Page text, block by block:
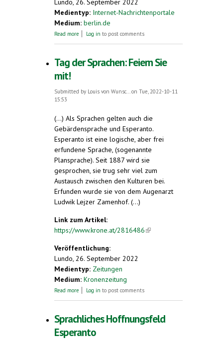
Lundo, 26. September 2022
Medientyp: Internet-Nachrichtenportale
Medium: berlin.de
Read more about Esperanto als ergänzende Sprache -
Log in to post comments
Tag der Sprachen: Feiern Sie
mit!
Submitted by Louis von Wunsc...on Tue, 2022-10-11
15:53
(...) Als Sprachen gelten auch die
Gebärdensprache und Esperanto.
Esperanto ist eine logische, aber frei
erfundene Sprache, (sogenannte
Plansprache). Seit 1887 wird sie
gesprochen, sie trug sehr viel zum
Austausch zwischen den Kulturen bei.
Erfunden wurde sie von dem Augenarzt
Ludwik Lejzer Zamenhof. (...)
Link zum Artikel:
https://www.krone.at/2816486(link is
Veröffentlichung:
Lundo, 26. September 2022
Medientyp: Zeitungen
Medium: Kronenzeitung
Read more about Tag der Sprachen: Feiern Sie mit!
Log in to post comments
Sprachliches Hoffnungsfeld
Esperanto